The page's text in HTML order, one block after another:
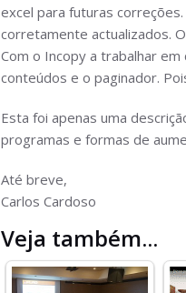
excel para futuras
corretamente actualizados.
Com o Incopy a trabalhar
conteúdos e o paginador.
Esta foi apenas uma
programas e formas de
Até breve,
Carlos Cardoso
Veja também...